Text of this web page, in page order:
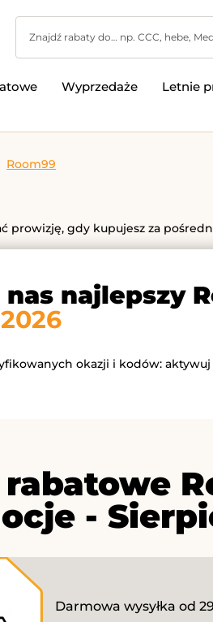
Wyprzedaże Letnie
Room99
prowizję, gdy kupujesz za
nas najlepszy
okazji i kodów:
-
Darmowa wysyłka od